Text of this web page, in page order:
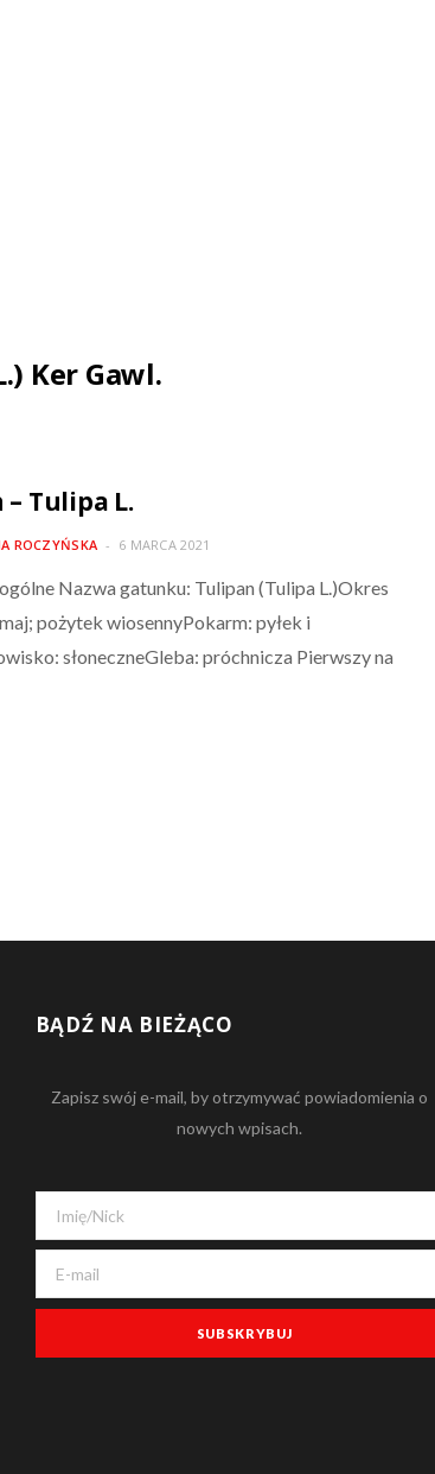
Ker Gawl.
Tulipa L.
ROCZYŃSKA 6 MARCA 2021
Nazwa gatunku: Tulipan (Tulipa L.)Okres
pożytek wiosennyPokarm: pyłek i
słoneczneGleba: próchnicza Pierwszy na
BĄDŹ NA BIEŻĄCO
Zapisz swój e-mail, by otrzymywać powiadomienia o
nowych wpisach.